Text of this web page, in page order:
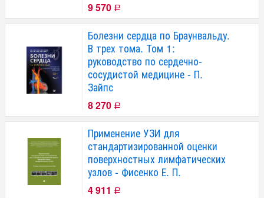
9 570 Р
Болезни сердца по Браунвальду.
В трех тома. Том 1:
руководство по сердечно-
сосудистой медицине - П.
Зайпс
8 270 Р
Применение УЗИ для
стандартизированной оценки
поверхностных лимфатических
узлов - Фисенко Е. П.
4 911 Р